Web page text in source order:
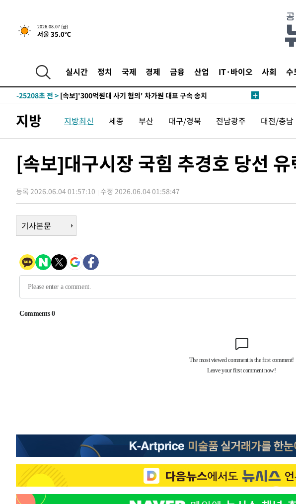
2026.08.07 (금)
서울 35.0℃
실시간 정치 국제 경제 금융 산업 IT·바이오 사회 수
-8294초 전 >[속보] 뉴욕증시, 일제 하락 마감…나스닥 0.06%↓
-29358초 전 >
[속보]종합특검, '관저이전 봐주기 감사' 유병호 구속기소
-25958초 전 >
-25208초 전 > [속보]'300억원대 사기 혐의' 차가원 대표 구속 송치
-22915초 전 >
[속보]경찰·노동부, HL만도 평택사업장 끼임 사망 관련 압수수색
-22796초 전 >[속보]합수본, '투표율 허위 입력' 중앙·서울·경기도 선관위 등 9곳
-22347초 전 >
[속보]삼성전자·SK하이닉스 동반 강보합…1%대 상승 출발
-22301초 전 >[속보]코스피, 6300선 재탈환…1.09% 오른 6365.07 개장
-19466초 전 >시리아 다마스쿠스 교외에서 미니버스 폭발.. 14명 부상, 3명은 중
태-18764초 전 >
-13728초 전 >이란, 호르무즈서 "적국 목표물들"과 대치로 남부 케슘섬에서 두차
발효
-10594초 전 >[속보]트럼프, 美 원정출산 금지 행정명령 서명
-8294초 전 >[속보] 뉴욕증시, 일제 하락 마감…나스닥 0.06%↓
-29492초 전 > [속보]'채상병 순직 책임' 임성근, 항소심도 징역 3년
-25958초 전 >
"미 전국적 살모네라 식중독 원인은 멕시코산 할라피뇨"-- CDC
[속보]경찰·노동부, HL만도 평택사업장 끼임 사망 관련 압수수색
[속보]합수본, '투표율 허위 입력' 중앙·서울·경기도 선관위 등 9곳
-19466초 전 >
시리아 다마스쿠스 교외에서 미니버스 폭발.. 14명 부상, 3명은 중
태
-18764초 전 >입추에도 극한더위…서울 낮 39도 '폭염중대경보'
-13728초 전 >
이란, 호르무즈서 "적국 목표물들"과 대치로 남부 케슘섬에서 두차
례 큰 폭발음
-12443초 전 >[속보]美, 폴리실리콘 수입 규제…파생제품 15% 관세, 120일 후
발효
-10594초 전 >
[속보]트럼프, 美 원정출산 금지 행정명령 서명
지방 지방최신 세종 부산 대구/경북 전남광주 대전/충남
[속보]대구시장 국힘 추경호 당선
등록 2026.06.04 01:57:10 수정 2026.06.04 01:58:47
기사본문